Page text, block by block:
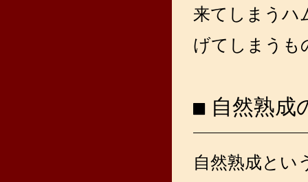
来てしまうハ
げてしまうも
自然熟成
自然熟成とい